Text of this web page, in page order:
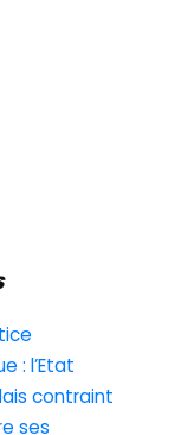
: l’Etat
contraint
ses